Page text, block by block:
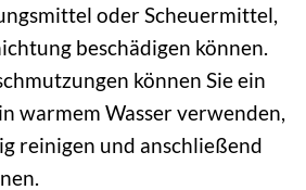
oder Scheuermittel,
beschädigen können.
können Sie ein
warmem Wasser verwenden,
reinigen und anschließend